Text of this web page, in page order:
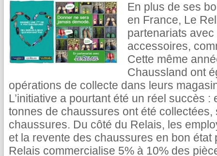
En plus de ses
en France, Le
partenariats
accessoires,
Cette même
Chaussland ont
opérations de collecte dans leurs
L’initiative a pourtant été un réel succès
tonnes de chaussures ont été
chaussures. Du côté du Relais, les
et la revente des chaussures en bon
Relais commercialise 5% à 10% des